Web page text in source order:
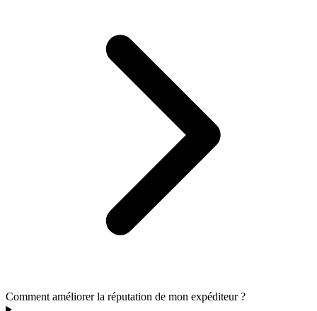
Comment améliorer la réputation de mon expéditeur ?